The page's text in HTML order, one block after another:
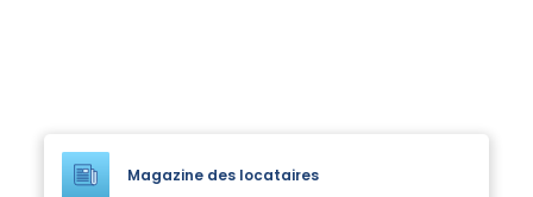
Magazine des locataires